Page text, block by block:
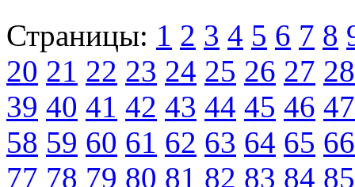
Страницы: 1 2 3 4 5 6 7 8
20 21 22 23 24 25 26 27 28
39 40 41 42 43 44 45 46 47
58 59 60 61 62 63 64 65 66
77 78 79 80 81 82 83 84 85